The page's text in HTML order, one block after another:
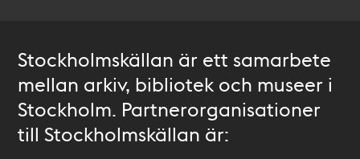
Stockholmskällan är ett samarbete
mellan arkiv, bibliotek och museer i
Stockholm. Partnerorganisationer
till Stockholmskällan är: